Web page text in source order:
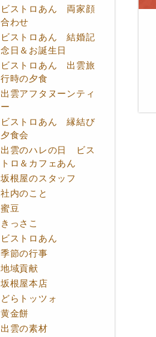
ビストロあん 両家顔
合わせ
ビストロあん 結婚記
念日＆お誕生日
ビストロあん 出雲旅
行時の夕食
出雲アフタヌーンティ
ー
ビストロあん 縁結び
夕食会
出雲のハレの日 ビス
トロ＆カフェあん
坂根屋のスタッフ
社内のこと
蜜豆
きっさこ
ビストロあん
季節の行事
地域貢献
坂根屋本店
どらトッツォ
黄金餅
出雲の素材